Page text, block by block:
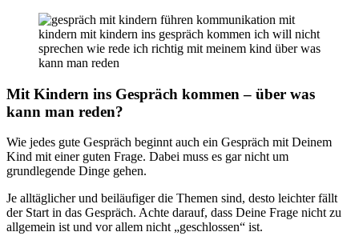
Mit Kindern ins Gespräch kommen – über was
kann man reden?
Wie jedes gute Gespräch beginnt auch ein Gespräch mit Deinem
Kind mit einer guten Frage. Dabei muss es gar nicht um
grundlegende Dinge gehen.
Je alltäglicher und beiläufiger die Themen sind, desto leichter fällt
der Start in das Gespräch. Achte darauf, dass Deine Frage nicht zu
allgemein ist und vor allem nicht „geschlossen“ ist.